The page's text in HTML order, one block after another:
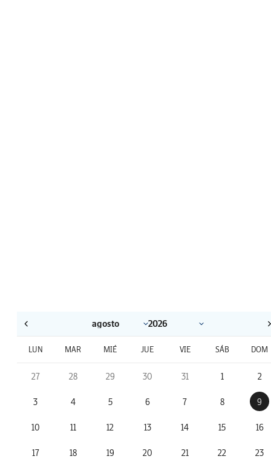
LUN MAR MIÉ JUE VIE SÁB DOM
27 28 29 30 31 1 2
3 4 5 6 7 8 9
10 11 12 13 14 15 16
17 18 19 20 21 22 23